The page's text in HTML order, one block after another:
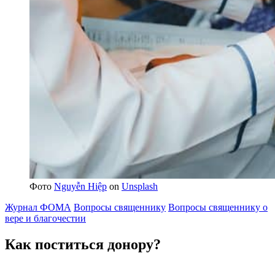
Фото Nguyễn Hiệp on Unsplash
Журнал ФОМА Вопросы священнику Вопросы священнику о
вере и благочестии
Как поститься донору?